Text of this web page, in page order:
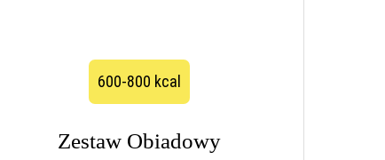
600-800 kcal
Zestaw Obiadowy